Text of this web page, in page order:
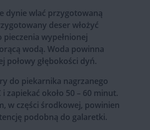
dynie wlać przygotowaną
deser włożyć
pieczenia wypełnionej
wodą. Woda powinna
połowy głębokości dyń.
do piekarnika nagrzanego
i zapiekać około 50 – 60 minut.
w części środkowej, powinien
podobną do galaretki.